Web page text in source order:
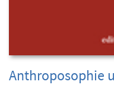
Anthroposophie